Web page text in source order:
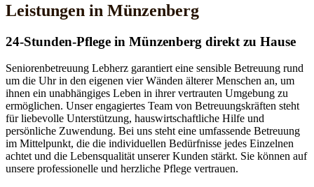
Leistungen in Münzenberg
24-Stunden-Pflege in Münzenberg direkt zu Hause
Seniorenbetreuung Lebherz garantiert eine sensible Betreuung rund
um die Uhr in den eigenen vier Wänden älterer Menschen an, um
ihnen ein unabhängiges Leben in ihrer vertrauten Umgebung zu
ermöglichen. Unser engagiertes Team von Betreuungskräften steht
für liebevolle Unterstützung, hauswirtschaftliche Hilfe und
persönliche Zuwendung. Bei uns steht eine umfassende Betreuung
im Mittelpunkt, die die individuellen Bedürfnisse jedes Einzelnen
achtet und die Lebensqualität unserer Kunden stärkt. Sie können auf
unsere professionelle und herzliche Pflege vertrauen.